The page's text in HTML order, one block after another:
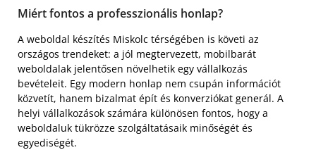
Miért fontos a professzionális honlap?
A weboldal készítés Miskolc térségében is követi az
országos trendeket: a jól megtervezett, mobilbarát
weboldalak jelentősen növelhetik egy vállalkozás
bevételeit. Egy modern honlap nem csupán információt
közvetít, hanem bizalmat épít és konverziókat generál. A
helyi vállalkozások számára különösen fontos, hogy a
weboldaluk tükrözze szolgáltatásaik minőségét és
egyediségét.